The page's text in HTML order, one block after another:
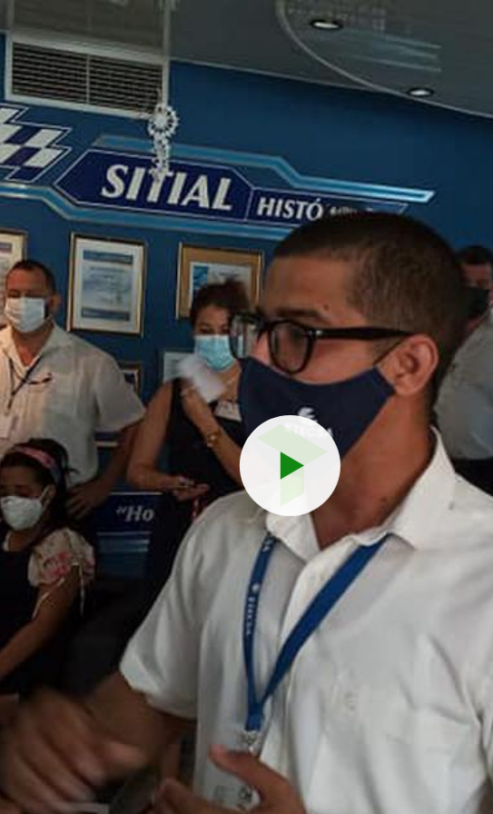
vídeo